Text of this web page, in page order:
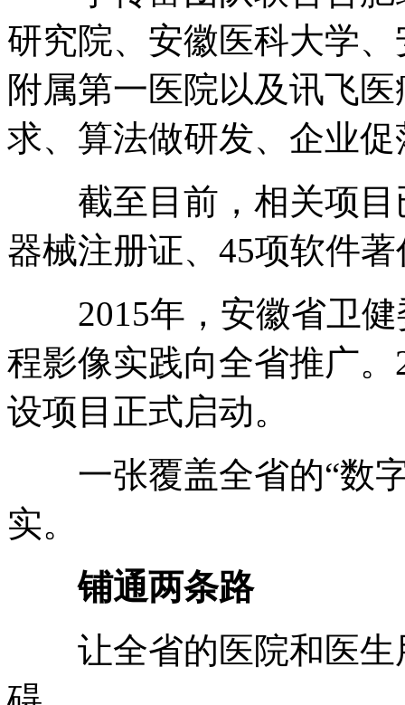
研究院、安徽医科大学
附属第一医院以及讯飞
求、算法做研发、企业
截至目前，相关项目
器械注册证、45项软件
2015年，安徽省卫健
程影像实践向全省推广
设项目正式启动。
一张覆盖全省的“数字
实。
铺通两条路
让全省的医院和医生